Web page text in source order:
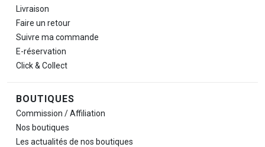
Livraison
Faire un retour
Suivre ma commande
E-réservation
Click & Collect
BOUTIQUES
Commission / Affiliation
Nos boutiques
Les actualités de nos boutiques